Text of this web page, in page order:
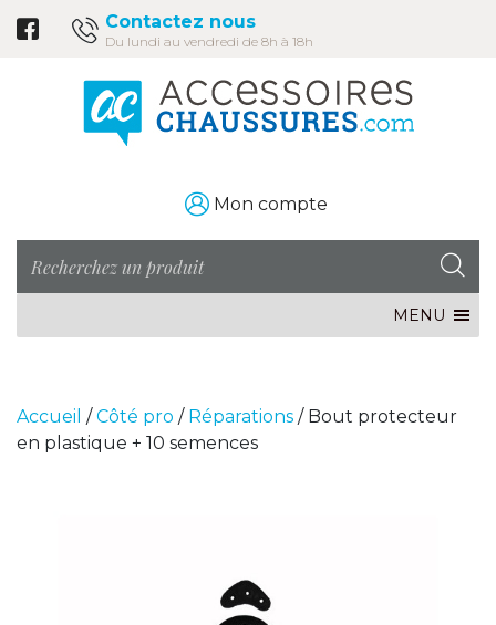
Contactez nous
Du lundi au vendredi de 8h à 18h
Mon compte
MENU
Accueil /Côté pro / Réparations / Bout protecteur
en plastique + 10 semences